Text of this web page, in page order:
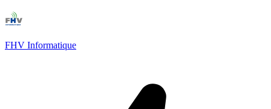
FHV Informatique